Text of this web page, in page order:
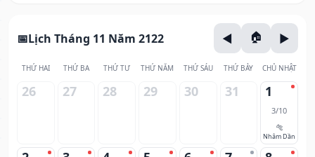
Lịch Tháng 11 Năm 2122
THỨ HAI THỨ BA THỨ TƯ THỨ NĂM THỨ SÁU THỨ BẢY CHỦ NHẬT
26 27 28 29 30 31 1
3/10
🐅
Nhâm Dần